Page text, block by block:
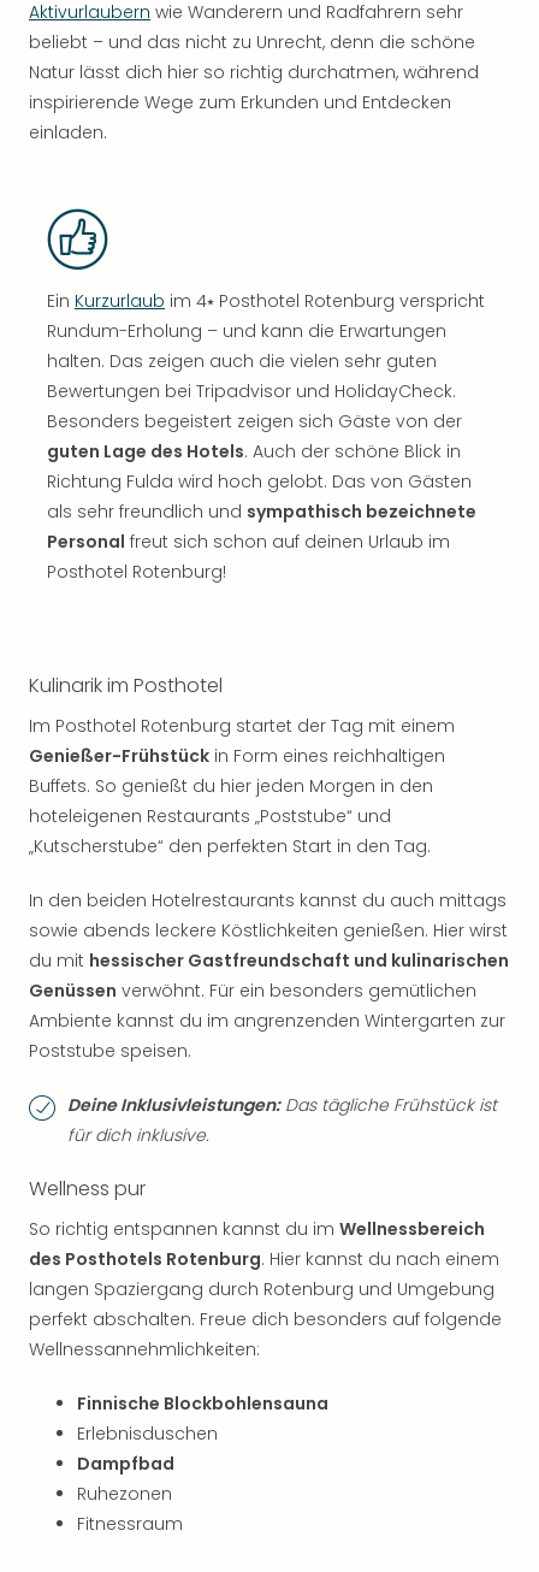
Aktivurlaubern wie Wanderern und Radfahrern sehr
beliebt – und das nicht zu Unrecht, denn die schöne
Natur lässt dich hier so richtig durchatmen, während
inspirierende Wege zum Erkunden und Entdecken
einladen.
Ein Kurzurlaub im 4⭑ Posthotel Rotenburg verspricht
Rundum-Erholung – und kann die Erwartungen
halten. Das zeigen auch die vielen sehr guten
Bewertungen bei Tripadvisor und HolidayCheck.
Besonders begeistert zeigen sich Gäste von der
guten Lage des Hotels. Auch der schöne Blick in
Richtung Fulda wird hoch gelobt. Das von Gästen
als sehr freundlich und sympathisch bezeichnete
Personal freut sich schon auf deinen Urlaub im
Posthotel Rotenburg!
Kulinarik im Posthotel
Im Posthotel Rotenburg startet der Tag mit einem
Genießer-Frühstück in Form eines reichhaltigen
Buffets. So genießt du hier jeden Morgen in den
hoteleigenen Restaurants „Poststube“ und
„Kutscherstube“ den perfekten Start in den Tag.
In den beiden Hotelrestaurants kannst du auch mittags
sowie abends leckere Köstlichkeiten genießen. Hier wirst
du mit hessischer Gastfreundschaft und kulinarischen
Genüssen verwöhnt. Für ein besonders gemütlichen
Ambiente kannst du im angrenzenden Wintergarten zur
Poststube speisen.
Deine Inklusivleistungen:Das tägliche Frühstück ist
für dich inklusive.
Wellness pur
So richtig entspannen kannst du im Wellnessbereich
des Posthotels Rotenburg. Hier kannst du nach einem
langen Spaziergang durch Rotenburg und Umgebung
perfekt abschalten. Freue dich besonders auf folgende
Wellnessannehmlichkeiten:
Finnische Blockbohlensauna
Erlebnisduschen
Dampfbad
Ruhezonen
Fitnessraum